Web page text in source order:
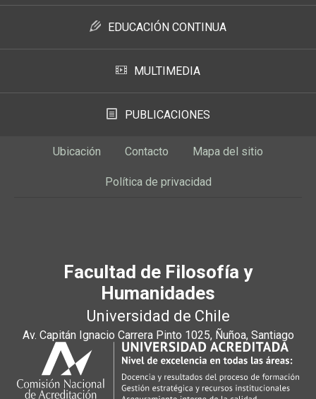
EDUCACIÓN CONTINUA
MULTIMEDIA
PUBLICACIONES
Ubicación Contacto Mapa del sitio
Política de privacidad
Facultad de Filosofía y
Humanidades
Universidad de Chile
Av. Capitán Ignacio Carrera Pinto 1025, Ñuñoa, Santiago